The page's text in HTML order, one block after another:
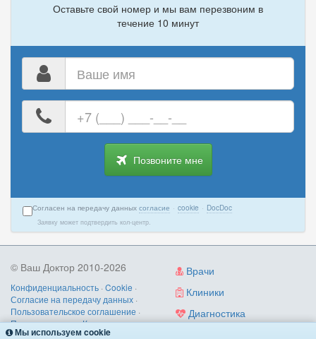
Оставьте свой номер и мы вам перезвоним в
течение 10 минут
номер
телефона
Позвоните мне
Согласен на передачу данных согласие · cookie · DocDoc
Заявку может подтвердить кол-центр.
Врачи
Клиники
Диагностика
© Ваш Доктор 2010-2026
Конфиденциальность · Cookie ·
Согласие на передачу данных ·
Пользовательское соглашение ·
Правила записи·Контакты
Мы используем cookie